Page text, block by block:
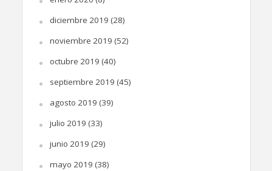
diciembre 2019 (28)
noviembre 2019 (52)
octubre 2019 (40)
septiembre 2019 (45)
agosto 2019 (39)
julio 2019 (33)
junio 2019 (29)
mayo 2019 (38)